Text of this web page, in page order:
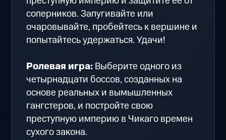
соперников. Запугивайте или
очаровывайте, пробейтесь к вершине и
попытайтесь удержаться. Удачи!
Ролевая игра:Выберите одного из
четырнадцати боссов, созданных на
основе реальных и вымышленных
гангстеров, и постройте свою
преступную империю в Чикаго времен
сухого закона.